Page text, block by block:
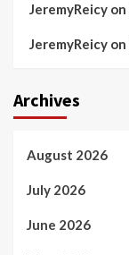
JeremyReicy on
JeremyReicy on
Archives
August 2026
July 2026
June 2026